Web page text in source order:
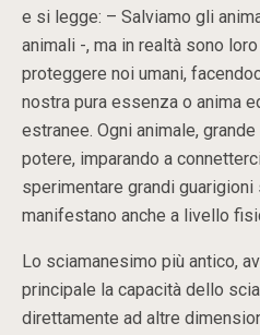
e si legge: – Salviamo gli
animali -, ma in realtà sono
proteggere noi umani,
nostra pura essenza o anima
estranee. Ogni animale,
potere, imparando a
sperimentare grandi
manifestano anche a livello
Lo sciamanesimo più antico,
principale la capacità dello
direttamente ad altre